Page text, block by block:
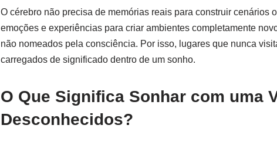
O cérebro não precisa de memórias reais para construir cenários
emoções e experiências para criar ambientes completamente
não nomeados pela consciência. Por isso, lugares que nunca
carregados de significado dentro de um sonho.
O Que Significa Sonhar com uma
Desconhecidos?